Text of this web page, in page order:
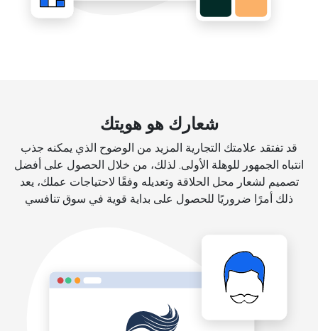
شعارك هو هويتك
قد تفتقد علامتك التجارية المزيد من الوضوح الذي يمكنه جذب
انتباه الجمهور للوهلة الأولى. لذلك، من خلال الحصول على أفضل
تصميم لشعار محل الحلاقة وتعديله وفقًا لاحتياجات عملك، يعد
ذلك أمرًا ضروريًا للحصول على بداية قوية في سوق تنافسي